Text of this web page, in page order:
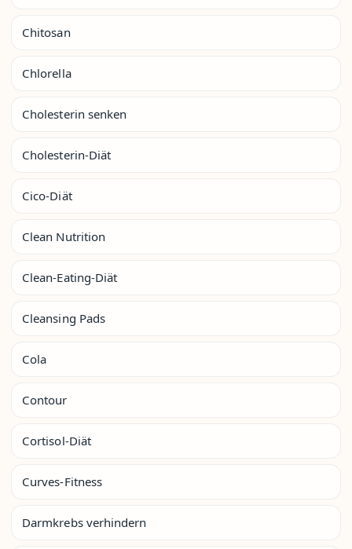
Chitosan
Chlorella
Cholesterin senken
Cholesterin-Diät
Cico-Diät
Clean Nutrition
Clean-Eating-Diät
Cleansing Pads
Cola
Contour
Cortisol-Diät
Curves-Fitness
Darmkrebs verhindern